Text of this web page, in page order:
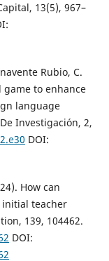
13(5), 967–
Rubio, C.
game to enhance
language
Investigación, 2,
DOI:
How can
teacher
139, 104462.
DOI: